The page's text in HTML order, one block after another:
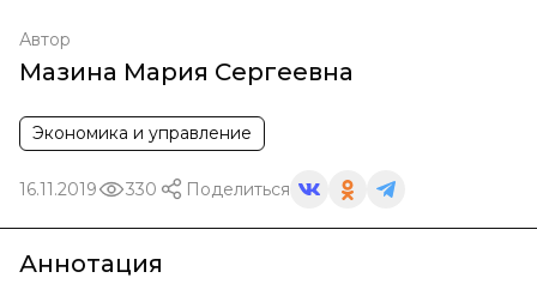
Автор
Мазина Мария Сергеевна
Экономика и управление
16.11.2019 330 Поделиться
Аннотация